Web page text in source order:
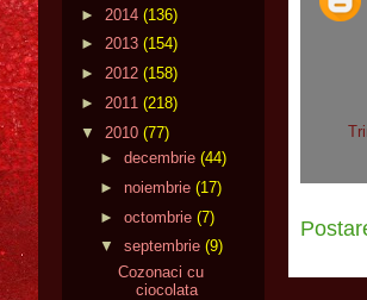
► 2014 (136)
► 2013 (154)
► 2012 (158)
► 2011 (218)
▼
2010 (77)
► decembrie (44)
► noiembrie (17)
► octombrie (7)
▼
septembrie (9)
Cozonaci cu
ciocolata